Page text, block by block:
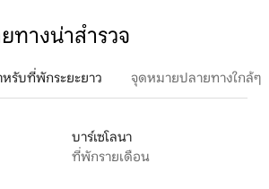
ทางน่าสำรวจ
รับที่พักระยะยาว จุดหมายปลายทางใกล้ๆ
บาร์เซโลนา
ที่พักรายเดือน